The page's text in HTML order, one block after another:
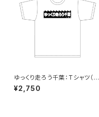
ゆっくり走ろう千葉：Tシャツ（W
hite）B
¥2,750